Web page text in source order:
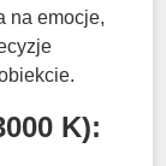
na emocje,
.
K):